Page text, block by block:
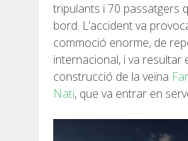
tripulants i 70 passatgers
bord. L’accident va
commoció enorme, de
internacional, i va resultar
construcció de la veïna
Nati, que va entrar en